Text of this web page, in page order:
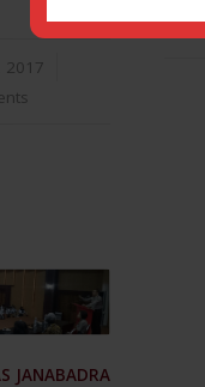
2017
JANABADRA